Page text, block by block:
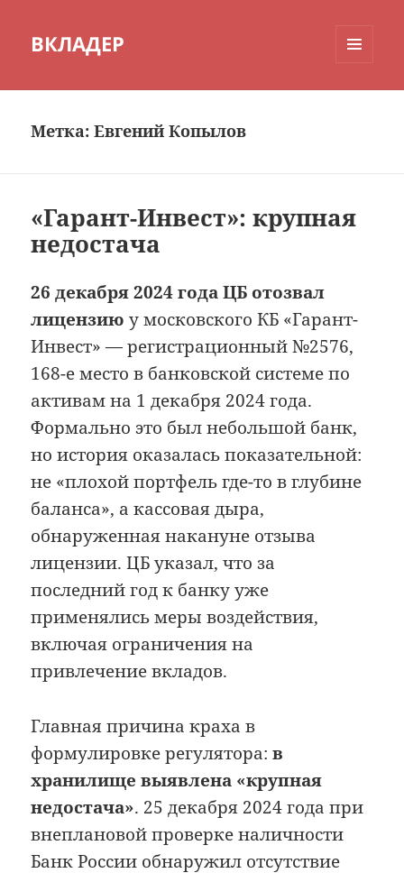
ВКЛАДЕР
Метка:Евгений Копылов
«Гарант-Инвест»: крупная
недостача
26 декабря 2024 года ЦБ отозвал
лицензию у московского КБ «Гарант-
Инвест» — регистрационный №2576,
168-е место в банковской системе по
активам на 1 декабря 2024 года.
Формально это был небольшой банк,
но история оказалась показательной:
не «плохой портфель где-то в глубине
баланса», а кассовая дыра,
обнаруженная накануне отзыва
лицензии. ЦБ указал, что за
последний год к банку уже
применялись меры воздействия,
включая ограничения на
привлечение вкладов.
Главная причина краха в
формулировке регулятора:в
хранилище выявлена «крупная
недостача». 25 декабря 2024 года при
внеплановой проверке наличности
Банк России обнаружил отсутствие